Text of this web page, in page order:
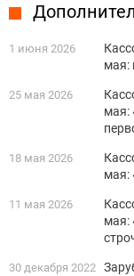
1 июня 2026
мая:
25 мая 2026
мая:
18 мая 2026
мая:
11 мая 2026
мая:
30 декабря 2022